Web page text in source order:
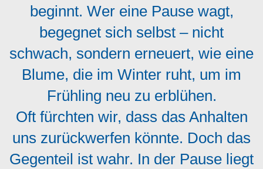
beginnt. Wer eine Pause wagt,
begegnet sich selbst – nicht
schwach, sondern erneuert, wie eine
Blume, die im Winter ruht, um im
Frühling neu zu erblühen.
Oft fürchten wir, dass das Anhalten
uns zurückwerfen könnte. Doch das
Gegenteil ist wahr. In der Pause liegt